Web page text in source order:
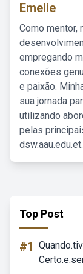
Emelie
Como mentor,
empregando
conexões
e paixão.
sua jornada
utilizando
pelas
dsw.aau.edu.et.
Top Post
#1